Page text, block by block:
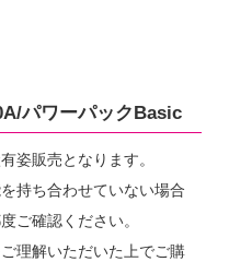
パワーパックBasic
姿販売となります。
持ち合わせていない場合
ご確認ください。
理解いただいた上でご購